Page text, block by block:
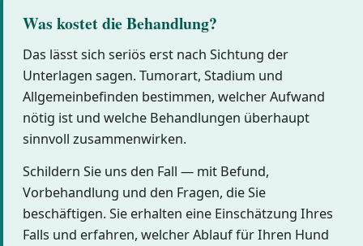
Was kostet die Behandlung?
Das lässt sich seriös erst nach Sichtung der
Unterlagen sagen. Tumorart, Stadium und
Allgemeinbefinden bestimmen, welcher Aufwand
nötig ist und welche Behandlungen überhaupt
sinnvoll zusammenwirken.
Schildern Sie uns den Fall — mit Befund,
Vorbehandlung und den Fragen, die Sie
beschäftigen. Sie erhalten eine Einschätzung Ihres
Falls und erfahren, welcher Ablauf für Ihren Hund